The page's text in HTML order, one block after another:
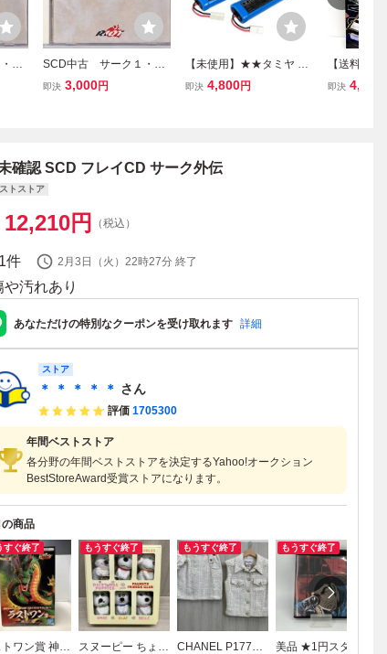
SCD中古 サーク１・
２ 【管理番号：7310
即決 3,000円
【未使用】★★タミヤ ニ
カドバッテリー カスタム
即決 4,800円
【送料無
MG RX-78-
即決 4,199
確認 SCD フレイCD サーク外伝
トストア
12,210円 （税込）
件 2月3日（火）22時27分 終了
や汚れあり
あなただけの特別なクーポンを受け取れます 詳細
ストア
＊ ＊ ＊ ＊ ＊ さん
評価 1705300
年間ベストストア
各分野の年間ベストストアを決定するYahoo!オークション
BestStoreAward受賞ストアになります。
商品
すぐ終了
トワン賞 神龍
もうすぐ終了
スヌーピー ちょっ
もうすぐ終了
CHANEL P17786
もうすぐ終了
美品 ★1円スター